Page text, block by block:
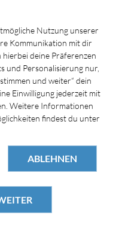
Nutzung unserer
Kommunikation mit dir
deine Präferenzen
und Personalisierung nur,
und weiter“ dein
Einwilligung jederzeit mit
Weitere Informationen
findest du unter
ABLEHNEN